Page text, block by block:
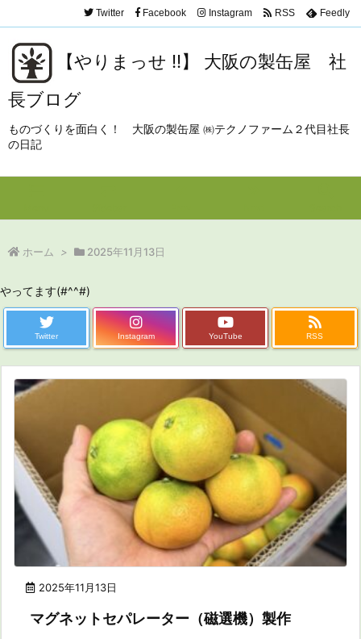
【やりまっせ !!】 大阪の製缶屋 社
長ブログ
ものづくりを面白く！ 大阪の製缶屋 ㈱テクノファーム２代目社長
の日記
Twitter Facebook Instagram RSS Feedly
ホーム > 2025年11月13日
やってます(#^^#)
Twitter Instagram YouTube RSS
2025年11月13日
マグネットセパレーター（磁選機）製作